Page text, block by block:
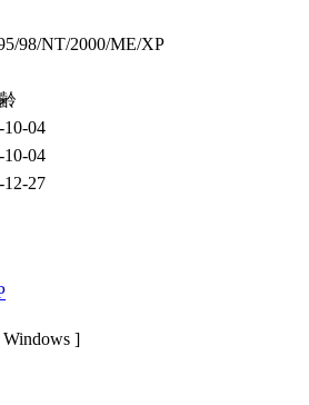
98/NT/2000/ME/XP
10-04
10-04
12-27
]